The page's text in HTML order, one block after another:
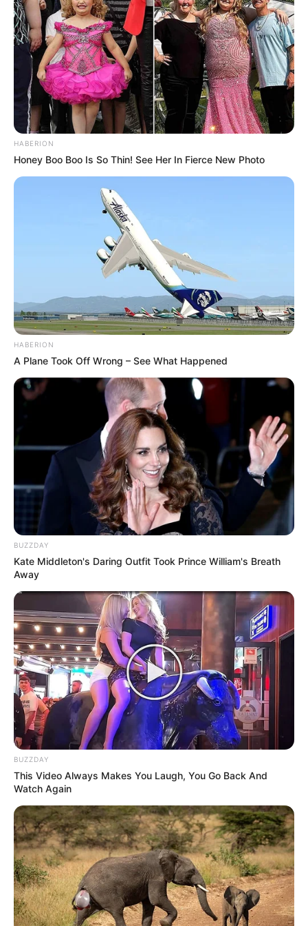
Aku adalah aku. Saya bersyukur atas hidup ini. Saya
tidak membandingkan diri saya dengan siapa pun.
Saya selamanya dalam proses untuk menjadi versi
terbaik dari diri saya. saya spesial. Saya mandiri.
Saya tidak takut. Saya cantik. Saya pintar. Saya
menyebarkan kebaikan dan cinta kepada dunia. Saya
beri. Saya bekerja keras. Saya mencapai impian
saya. Saya dan akan selalu puas dengan apa yang
Aku melepaskan semua yang bukan milikku. Saya
melepaskan hal-hal yang tidak dapat saya kendalikan.
saya lepaskan. saya memaafkan diri saya sendiri
Foto – foto Andi Annisa Iasyah
1. Memukau dalam sesi pemotretan
(foto: instagram/andiannsyah)
2. Tampilgirlydalam busana serba putih, cantik banget
HABERION
Honey Boo Boo Is So Thin! See Her In Fierce New Photo
HABERION
A Plane Took Off Wrong – See What Happened
BUZZDAY
Kate Middleton's Daring Outfit Took Prince William's Breath
Away
BUZZDAY
This Video Always Makes You Laugh, You Go Back And
Watch Again